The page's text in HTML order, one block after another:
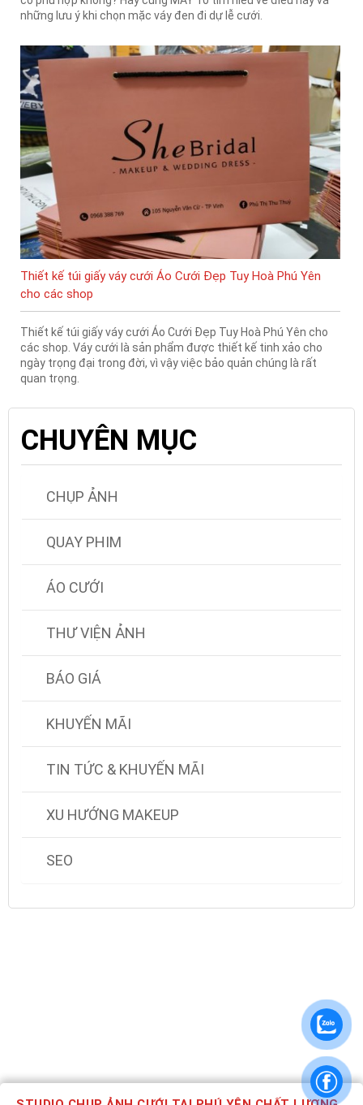
những lưu ý khi chọn mặc váy đen đi dự lễ cưới.
Thiết kế túi giấy váy cưới Áo Cưới Đẹp Tuy Hoà Phú Yên
cho các shop
Thiết kế túi giấy váy cưới Áo Cưới Đẹp Tuy Hoà Phú Yên cho
các shop. Váy cưới là sản phẩm được thiết kế tinh xảo cho
ngày trọng đại trong đời, vì vậy việc bảo quản chúng là rất
quan trọng.
CHUYÊN MỤC
CHỤP ẢNH
QUAY PHIM
ÁO CƯỚI
THƯ VIỆN ẢNH
BÁO GIÁ
KHUYẾN MÃI
TIN TỨC & KHUYẾN MÃI
XU HƯỚNG MAKEUP
SEO